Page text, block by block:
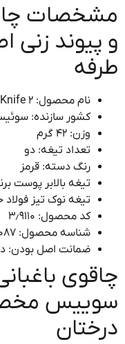
چاقوی
زنی
نام محصول: Budding Knife 2
کشور سازنده: سوئیس
وزن: ۴۲ گرم
تعداد تیغه: دو
رنگ دسته: قرمز
تیغه بالابر پوست برنجی
تیغه نوک تیز فولاد
کد محصول: ۳٫۹۱۱۰
شناسه محصول: ۳۰۰۸۷
ضمانت اصل بودن: دارد
باغبانی